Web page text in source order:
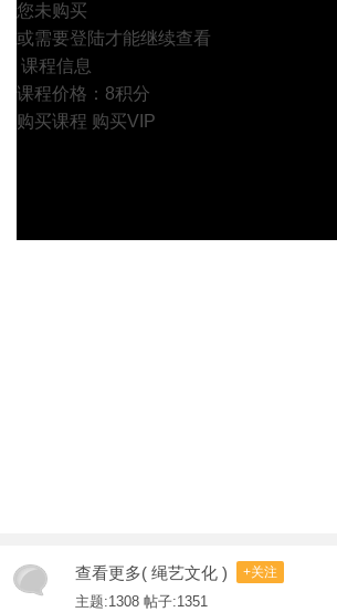
您未购买
或需要登陆才能继续查看
课程信息
课程价格：8积分
购买课程 购买VIP
查看更多( 绳艺文化 ) +关注
主题:1308 帖子:1351